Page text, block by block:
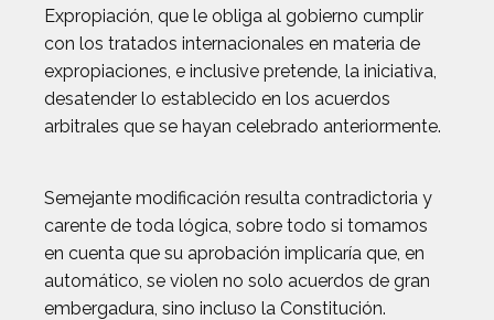
Expropiación, que le obliga al gobierno cumplir
con los tratados internacionales en materia de
expropiaciones, e inclusive pretende, la iniciativa,
desatender lo establecido en los acuerdos
arbitrales que se hayan celebrado anteriormente.
Semejante modificación resulta contradictoria y
carente de toda lógica, sobre todo si tomamos
en cuenta que su aprobación implicaría que, en
automático, se violen no solo acuerdos de gran
embergadura, sino incluso la Constitución.